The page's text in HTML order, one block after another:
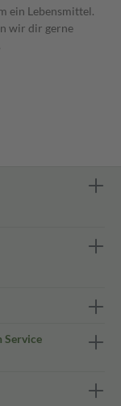
ein Lebensmittel.
wir dir gerne
Service